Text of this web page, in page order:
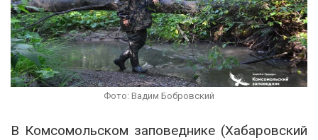
Фото: Вадим Бобровский
В Комсомольском заповеднике (Хабаровский